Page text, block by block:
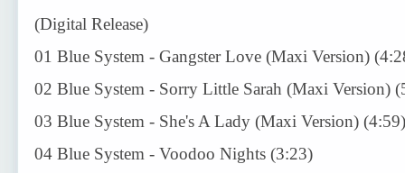
(Digital Release)
01 Blue System - Gangster Love (Maxi Version)
02 Blue System - Sorry Little Sarah (Maxi Version)
03 Blue System - She's A Lady (Maxi Version) (4:59)
04 Blue System - Voodoo Nights (3:23)